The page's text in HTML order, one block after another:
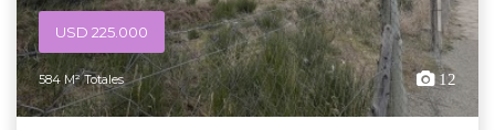
USD 225.000
584 M² Totales 12